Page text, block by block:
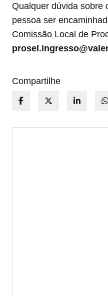
Qualquer dúvida sobre
pessoa ser
Comissão Local de
Compartilhe